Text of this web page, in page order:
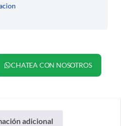
CHATEA CON NOSOTROS
adicional